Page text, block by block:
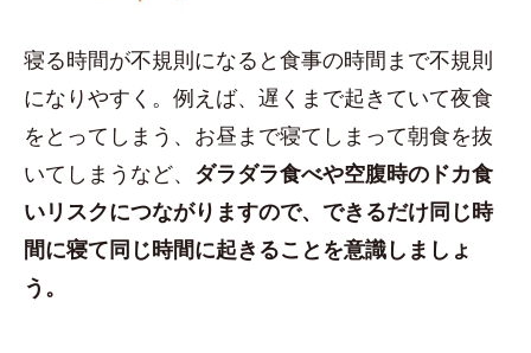
寝る時間が不規則になると食事の時間まで不規則
になりやすく。例えば、遅くまで起きていて夜食
をとってしまう、お昼まで寝てしまって朝食を抜
いてしまうなど、 ダラダラ食べや空腹時のドカ食
いリスクにつながりますので、できるだけ同じ時
間に寝て同じ時間に起きることを意識しましょ
う。